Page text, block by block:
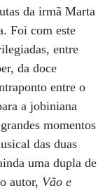
da irmã Marta
Foi com este
entre
da doce
entre o
a jobiniana
momentos
das duas
uma dupla de
autor, Vão e